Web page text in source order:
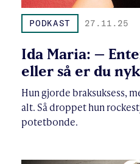
PODKAST 27.11.25
Ida Maria: –
eller så er du
Hun gjorde braksuksess,
alt. Så droppet hun
potetbonde.